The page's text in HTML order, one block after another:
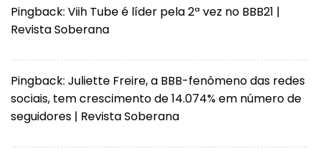
Pingback: Viih Tube é líder pela 2ª vez no BBB21 |
Revista Soberana
Pingback: Juliette Freire, a BBB-fenômeno das redes
sociais, tem crescimento de 14.074% em número de
seguidores | Revista Soberana